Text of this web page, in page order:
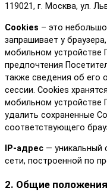
119021, г. Москва, ул.
Cookies – это
запрашивает у
мобильном устройстве
предпочтения
также сведения об его
сессии. Сookies
мобильном устройстве
удалить сохраненные
соответствующего
IP-адрес — уникальный
сети, построенной по
2. Общие положения